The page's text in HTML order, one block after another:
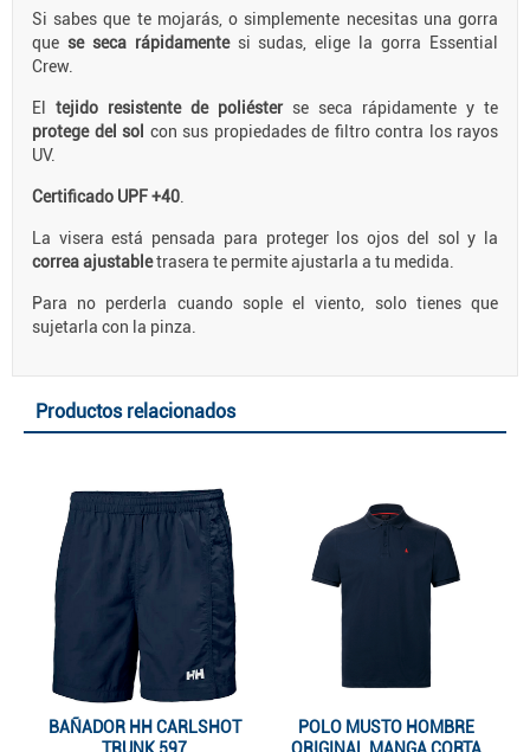
Si sabes que te mojarás, o simplemente necesitas una gorra
que se seca rápidamentesi sudas, elige la gorra Essential
Crew.
El tejido resistente de poliésterse seca rápidamente y te
protege del sol con sus propiedades de filtro contra los rayos
UV.
Certificado UPF +40
La visera está pensada para proteger los ojos del sol y la
correa ajustabletrasera te permite ajustarla a tu medida.
Para no perderla cuando sople el viento, solo tienes que
sujetarla con la pinza.
Productos relacionados
BAÑADOR HH CARLSHOT
TRUNK 597
POLO MUSTO HOMBRE
ORIGINAL MANGA CORTA